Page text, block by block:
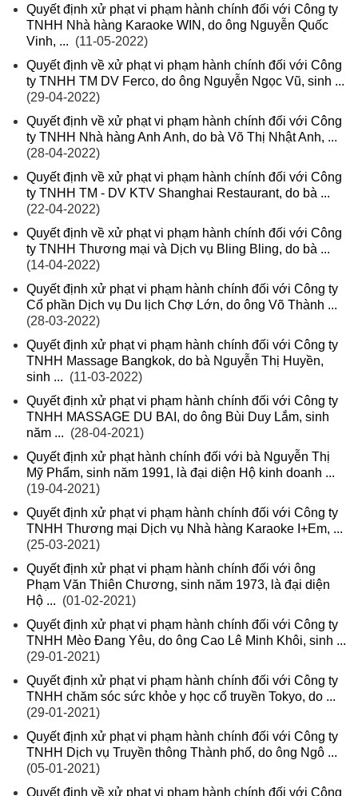
Quyết định xử phạt vi phạm hành chính đối với Công ty
TNHH Nhà hàng Karaoke WIN, do ông Nguyễn Quốc
Vinh, ... (11-05-2022)
Quyết định về xử phạt vi phạm hành chính đối với Công
ty TNHH TM DV Ferco, do ông Nguyễn Ngọc Vũ, sinh ...
(29-04-2022)
Quyết định về xử phạt vi phạm hành chính đối với Công
ty TNHH Nhà hàng Anh Anh, do bà Võ Thị Nhật Anh, ...
(28-04-2022)
Quyết định về xử phạt vi phạm hành chính đối với Công
ty TNHH TM - DV KTV Shanghai Restaurant, do bà ...
(22-04-2022)
Quyết định về xử phạt vi phạm hành chính đối với Công
ty TNHH Thương mại và Dịch vụ Bling Bling, do bà ...
(14-04-2022)
Quyết định xử phạt vi phạm hành chính đối với Công ty
Cổ phần Dịch vụ Du lịch Chợ Lớn, do ông Võ Thành ...
(28-03-2022)
Quyết định xử phạt vi phạm hành chính đối với Công ty
TNHH Massage Bangkok, do bà Nguyễn Thị Huyền,
sinh ... (11-03-2022)
Quyết định xử phạt vi phạm hành chính đối với Công ty
TNHH MASSAGE DU BAI, do ông Bùi Duy Lắm, sinh
năm ... (28-04-2021)
Quyết định xử phạt hành chính đối với bà Nguyễn Thị
Mỹ Phẩm, sinh năm 1991, là đại diện Hộ kinh doanh ...
(19-04-2021)
Quyết định xử phạt vi phạm hành chính đối với Công ty
TNHH Thương mại Dịch vụ Nhà hàng Karaoke I+Em, ...
(25-03-2021)
Quyết định xử phạt vi phạm hành chính đối với ông
Phạm Văn Thiên Chương, sinh năm 1973, là đại diện
Hộ ... (01-02-2021)
Quyết định xử phạt vi phạm hành chính đối với Công ty
TNHH Mèo Đang Yêu, do ông Cao Lê Minh Khôi, sinh ...
(29-01-2021)
Quyết định xử phạt vi phạm hành chính đối với Công ty
TNHH chăm sóc sức khỏe y học cổ truyền Tokyo, do ...
(29-01-2021)
Quyết định xử phạt vi phạm hành chính đối với Công ty
TNHH Dịch vụ Truyền thông Thành phố, do ông Ngô ...
(05-01-2021)
Quyết định về xử phạt vi phạm hành chính đối với Công